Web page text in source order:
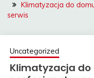
Klimatyzacja do
serwis
Uncategorized
Klimatyzacja